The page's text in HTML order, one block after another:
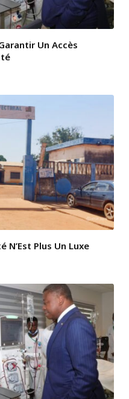
Un Accès
N’Est Plus Un Luxe